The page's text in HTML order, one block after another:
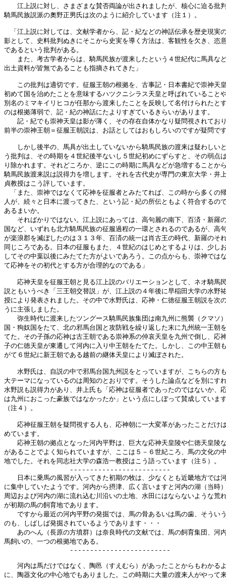
江上説に対し、さまざまな賛否両論が出されましたが、核心に迫る批
騎馬民族説派の奧野正男氏は次のように紹介しています（注１）。
「江上説に対しては、文献学者から、記・紀などの神話伝承を歴史現実
影として、史料批判ぬきにそこから史実を導く方法は、客観性を欠き、恣
であるという批判がある。
また、考古学者からは、騎馬民族が渡来したという４世紀代に馬具な
出土資料が皆無であることも指摘されてきた」
この批判は適切です。征服王朝の根拠を、古事記・日本書紀で崇神天
初めて国を治めたことを意味するハツクニシラス天皇と呼ばれていること
別名のミマキイリヒコが任那から渡来したことを反映して名付けられたと
のは根拠薄弱で、記・紀の神話にたよりすぎているきらいがあります。
記・紀でも崇神天皇は影が薄く、その存在自体かなり疑問視されてお
前半の崇神王朝＝征服王朝説は、お話としてはおもしろいのですが疑問で
しかし後半の、馬具が出土していないから騎馬民族の渡来は疑わしい
う批判は、その時期を４世紀後半ないし５世紀初めにずらすと、その弱点
り除かれます。それどころか、逆にこの時期に馬具などが急増することか
騎馬民族渡来説は説得力を増します。それを古代史が専門の東京大学・井
貞教授はこう評しています。
「また、崇神ではなくて応神を征服者とみたてれば、この時から多くの
人が、続々と日本に渡ってきた、という記・紀の所伝ともよく符合するの
あるまいか。
そればかりではない。江上説にあっては、高句麗の南下、百済・新羅
国など、いずれも北方騎馬民族の征服過程の一環とされるのであるが、高
が楽浪郡を滅ぼしたのは３１３年、百済の統一は肖古王の時代、新羅のそ
同じころである。日本の征服もまた、４世紀のはじめとするよりは、少し
してその中葉以後にみたてた方がよいであろう。この点からも、崇神では
て応神をその初代とする方が合理的なのである」
応神天皇を征服王朝と見る江上説のバリエーションとして、ネオ騎馬
説ともいうべき「三王朝交替説」が、江上説の４年後に早稲田大学の水野
授により発表されました。その中で水野氏は、応神・仁徳征服王朝説を次
うに主張しました。
弥生時代に渡来したツングース騎馬民族集団は南九州に熊襲（クマソ
国・狗奴国をたて、北の邪馬台国と攻防戦を繰り返した末に九州統一王朝
てた。その子孫の応神は古王朝である崇神系の仲哀天皇を九州で倒し、応
子の仁徳天皇が東遷して河内に入り中王朝をたてた。しかし、この中王朝
がて６世紀に新王朝である越前の継体天皇により滅ぼされた。
水野氏は、自説の中で邪馬台国九州説をとっていますが、こちらの方
大テーマになっているのは周知のとおりです。そうした論点などを別にす
水野説も説得力があり、井上氏も「応神は征服者であったのではないか、
は九州におこった豪族ではなかったか」という点にしぼって賛成していま
（注４）。
応神征服王朝を疑問視する人も、応神朝に一大変革があったことだけ
めています。
応神王朝の拠点となった河内平野は、巨大な応神天皇陵や仁徳天皇陵
があることでよく知られていますが、ここは５－６世紀ころ、馬の文化の
地でした。それを同志社大学の森浩一教授はこう語っています（注５）。
-------------------------
日本に乗馬の風習が入ってきた初期の牧は、少なくとも近畿地方では
に集中していたようです。河内から摂津、広く言いますと河内の湖（当時
周辺および河内の湖に流れ込む川沿いの土地、水田にはならないような荒
が初期の馬の飼育地であります。
ですから最近の河内平野の発掘では、馬の骨あるいは馬の歯、そうい
のも、しばしば発掘されているようであります・・・
あのへん（長原の方墳群）は奈良時代の文献では、馬の飼育集団、河
馬飼いの、一つの根拠地である。
-------------------------
河内は馬だけではなく、陶邑（すえむら）があったことからもわかる
に、陶器文化の中心地でもありました。この時期に大量の渡来人がやって